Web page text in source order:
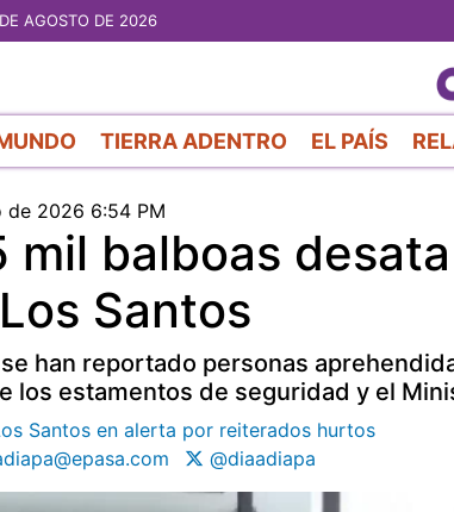
AGOSTO DE 2026
TIERRA ADENTRO EL PAÍS
de 2026 6:54 PM
mil balboas
Santos
han reportado personas
los estamentos de seguridad y el
Santos en alerta por reiterados hurtos
@diaadiapa